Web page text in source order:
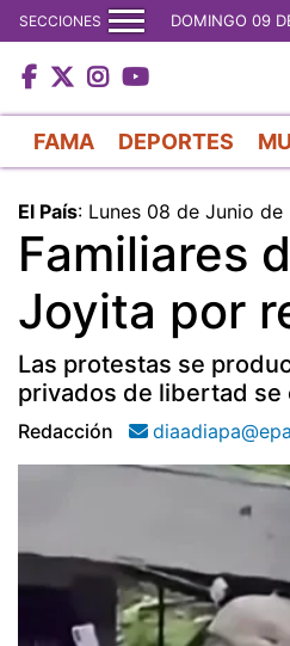
SECCIONES DOMINGO 09
FAMA DEPORTES
El País: Lunes 08 de Junio de
Familiares
Joyita por
Las protestas se
privados de libertad se
Redacción